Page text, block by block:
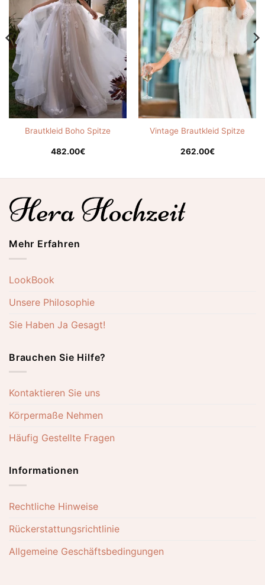
Brautkleid Boho Spitze
482.00€
Vintage Brautkleid Spitze
262.00€
Mehr Erfahren
LookBook
Unsere Philosophie
Sie Haben Ja Gesagt!
Brauchen Sie Hilfe?
Kontaktieren Sie uns
Körpermaße Nehmen
Häufig Gestellte Fragen
Informationen
Rechtliche Hinweise
Rückerstattungsrichtlinie
Allgemeine Geschäftsbedingungen